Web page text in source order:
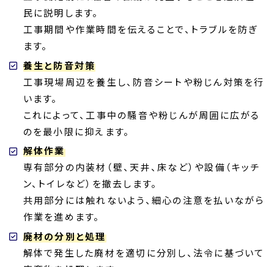
民に説明します。
工事期間や作業時間を伝えることで、トラブルを防ぎ
ます。
養生と防音対策
工事現場周辺を養生し、防音シートや粉じん対策を行
います。
これによって、工事中の騒音や粉じんが周囲に広がる
のを最小限に抑えます。
解体作業
専有部分の内装材（壁、天井、床など）や設備（キッチ
ン、トイレなど）を撤去します。
共用部分には触れないよう、細心の注意を払いながら
作業を進めます。
廃材の分別と処理
解体で発生した廃材を適切に分別し、法令に基づいて